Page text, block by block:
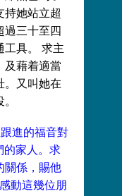
持她站立超
過三十至四
工具。 求主
及藉着適當
。又叫她在
進的福音對
的家人。求
關係，賜他
動這幾位朋